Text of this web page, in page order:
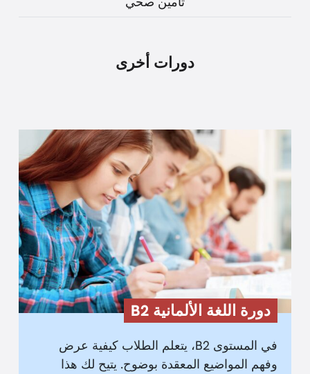
دورات أخرى
دورة اللغة الألمانية B2
في المستوى B2، يتعلم الطلاب كيفية عرض
وفهم المواضيع المعقدة بوضوح. يتيح لك هذا